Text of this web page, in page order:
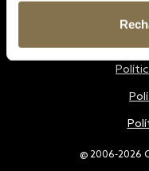
@ 2006-2026